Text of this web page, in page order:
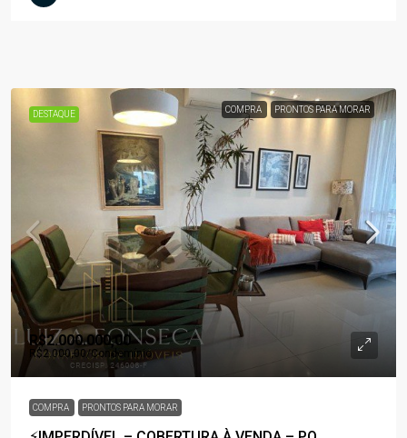
DESTAQUE COMPRA PRONTOS PARA MORAR
R$2.000.000,00
R$2.000,00/Condomínio
COMPRA PRONTOS PARA MORAR